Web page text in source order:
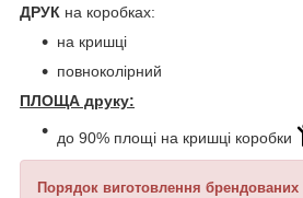
ДРУК на коробках:
на кришці
повноколірний
ПЛОЩА друку:
до 90% площі на кришці коробки
Порядок виготовлення